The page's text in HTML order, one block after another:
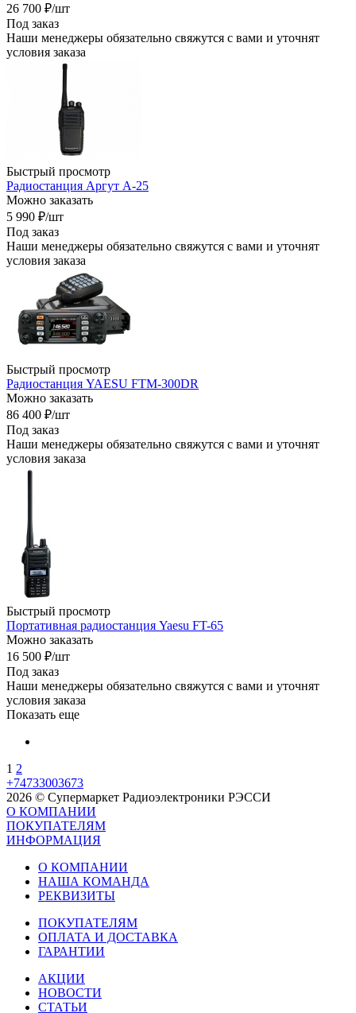
26 700 ₽/шт
Под заказ
Наши менеджеры обязательно свяжутся с вами и уточнят
условия заказа
Быстрый просмотр
Радиостанция Аргут А-25
Можно заказать
5 990 ₽/шт
Под заказ
Наши менеджеры обязательно свяжутся с вами и уточнят
условия заказа
Быстрый просмотр
Радиостанция YAESU FTM-300DR
Можно заказать
86 400 ₽/шт
Под заказ
Наши менеджеры обязательно свяжутся с вами и уточнят
условия заказа
Быстрый просмотр
Портативная радиостанция Yaesu FT-65
Можно заказать
16 500 ₽/шт
Под заказ
Наши менеджеры обязательно свяжутся с вами и уточнят
условия заказа
Показать еще
1 2
+74733003673
2026 © Супермаркет Радиоэлектроники РЭССИ
О КОМПАНИИ
ПОКУПАТЕЛЯМ
ИНФОРМАЦИЯ
О КОМПАНИИ
НАША КОМАНДА
РЕКВИЗИТЫ
ПОКУПАТЕЛЯМ
ОПЛАТА И ДОСТАВКА
ГАРАНТИИ
АКЦИИ
НОВОСТИ
СТАТЬИ